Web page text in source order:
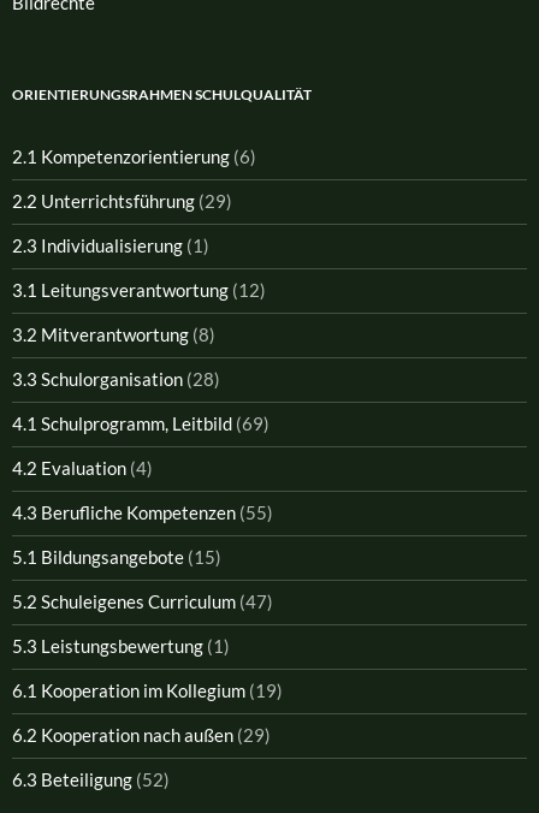
ORIENTIERUNGSRAHMEN SCHULQUALITÄT
2.1 Kompetenzorientierung (6)
2.2 Unterrichtsführung (29)
2.3 Individualisierung (1)
3.1 Leitungsverantwortung (12)
3.2 Mitverantwortung (8)
3.3 Schulorganisation (28)
4.1 Schulprogramm, Leitbild (69)
4.2 Evaluation (4)
4.3 Berufliche Kompetenzen (55)
5.1 Bildungsangebote (15)
5.2 Schuleigenes Curriculum (47)
5.3 Leistungsbewertung (1)
6.1 Kooperation im Kollegium (19)
6.2 Kooperation nach außen (29)
6.3 Beteiligung (52)